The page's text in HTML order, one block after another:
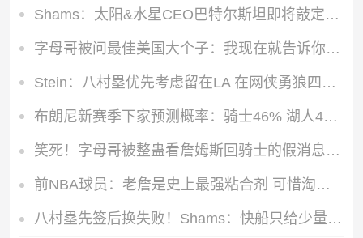
Shams：太阳&水星CEO巴特尔斯坦即将敲定一份新的续约合同
字母哥被问最佳美国大个子：我现在就告诉你 是阿德巴约
Stein：八村塁优先考虑留在LA 在网侠勇狼四队有意下最终选择快船
布朗尼新赛季下家预测概率：骑士46% 湖人42% 黄蜂10%
笑死！字母哥被整蛊看詹姆斯回骑士的假消息：差点给我吓出心脏病
前NBA球员：老詹是史上最强粘合剂 可惜淘汰火箭的首发五人都走了
八村塁先签后换失败！Shams：快船只给少量现金 湖人想要选秀资产